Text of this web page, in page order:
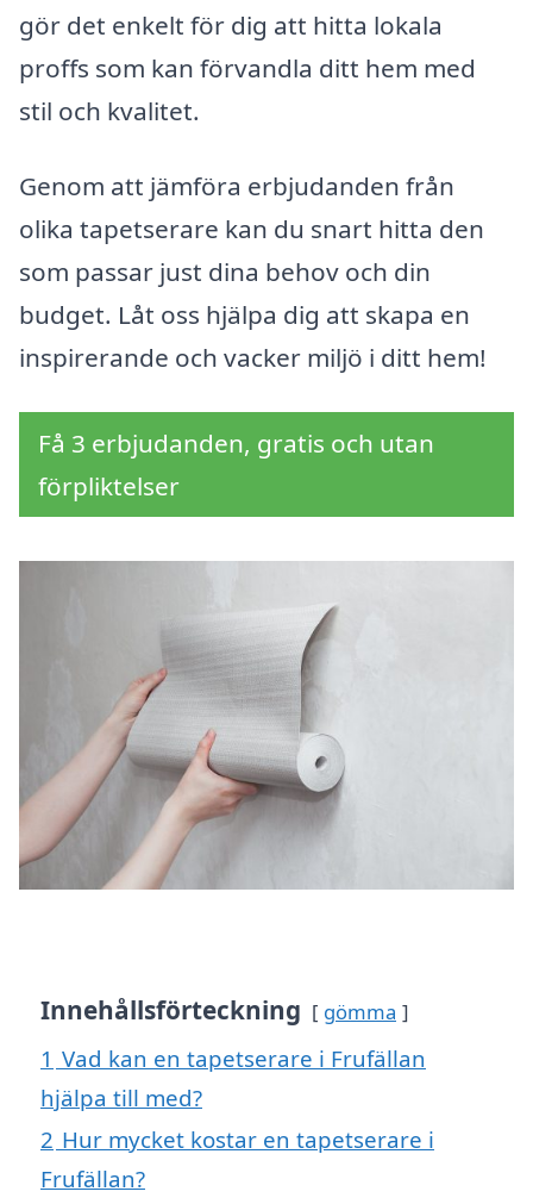
gör det enkelt för dig att hitta lokala
proffs som kan förvandla ditt hem med
stil och kvalitet.
Genom att jämföra erbjudanden från
olika tapetserare kan du snart hitta den
som passar just dina behov och din
budget. Låt oss hjälpa dig att skapa en
inspirerande och vacker miljö i ditt hem!
Få 3 erbjudanden, gratis och utan
förpliktelser
Innehållsförteckning gömma
1 Vad kan en tapetserare i Frufällan
hjälpa till med?
2 Hur mycket kostar en tapetserare i
Frufällan?